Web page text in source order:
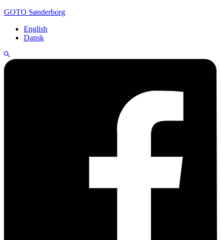
GOTO Sønderborg
English
Dansk